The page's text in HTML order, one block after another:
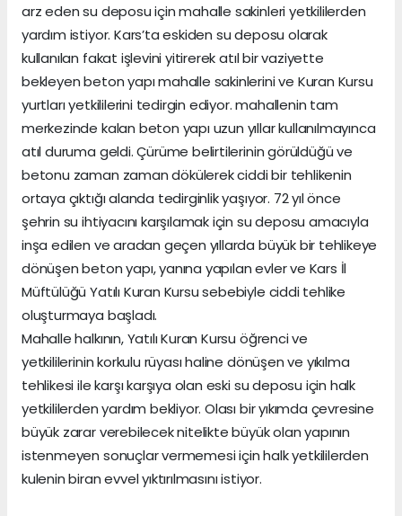
arz eden su deposu için mahalle sakinleri yetkililerden
yardım istiyor. Kars’ta eskiden su deposu olarak
kullanılan fakat işlevini yitirerek atıl bir vaziyette
bekleyen beton yapı mahalle sakinlerini ve Kuran Kursu
yurtları yetkililerini tedirgin ediyor. mahallenin tam
merkezinde kalan beton yapı uzun yıllar kullanılmayınca
atıl duruma geldi. Çürüme belirtilerinin görüldüğü ve
betonu zaman zaman dökülerek ciddi bir tehlikenin
ortaya çıktığı alanda tedirginlik yaşıyor. 72 yıl önce
şehrin su ihtiyacını karşılamak için su deposu amacıyla
inşa edilen ve aradan geçen yıllarda büyük bir tehlikeye
dönüşen beton yapı, yanına yapılan evler ve Kars İl
Müftülüğü Yatılı Kuran Kursu sebebiyle ciddi tehlike
oluşturmaya başladı.
Mahalle halkının, Yatılı Kuran Kursu öğrenci ve
yetkililerinin korkulu rüyası haline dönüşen ve yıkılma
tehlikesi ile karşı karşıya olan eski su deposu için halk
yetkililerden yardım bekliyor. Olası bir yıkımda çevresine
büyük zarar verebilecek nitelikte büyük olan yapının
istenmeyen sonuçlar vermemesi için halk yetkililerden
kulenin biran evvel yıktırılmasını istiyor.